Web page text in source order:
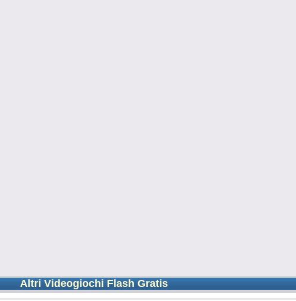
Altri Videogiochi Flash Gratis